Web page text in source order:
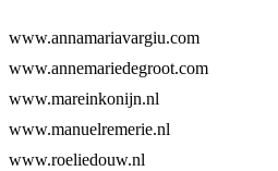
www.annamariavargiu.com
www.annemariedegroot.com
www.mareinkonijn.nl
www.manuelremerie.nl
www.roeliedouw.nl